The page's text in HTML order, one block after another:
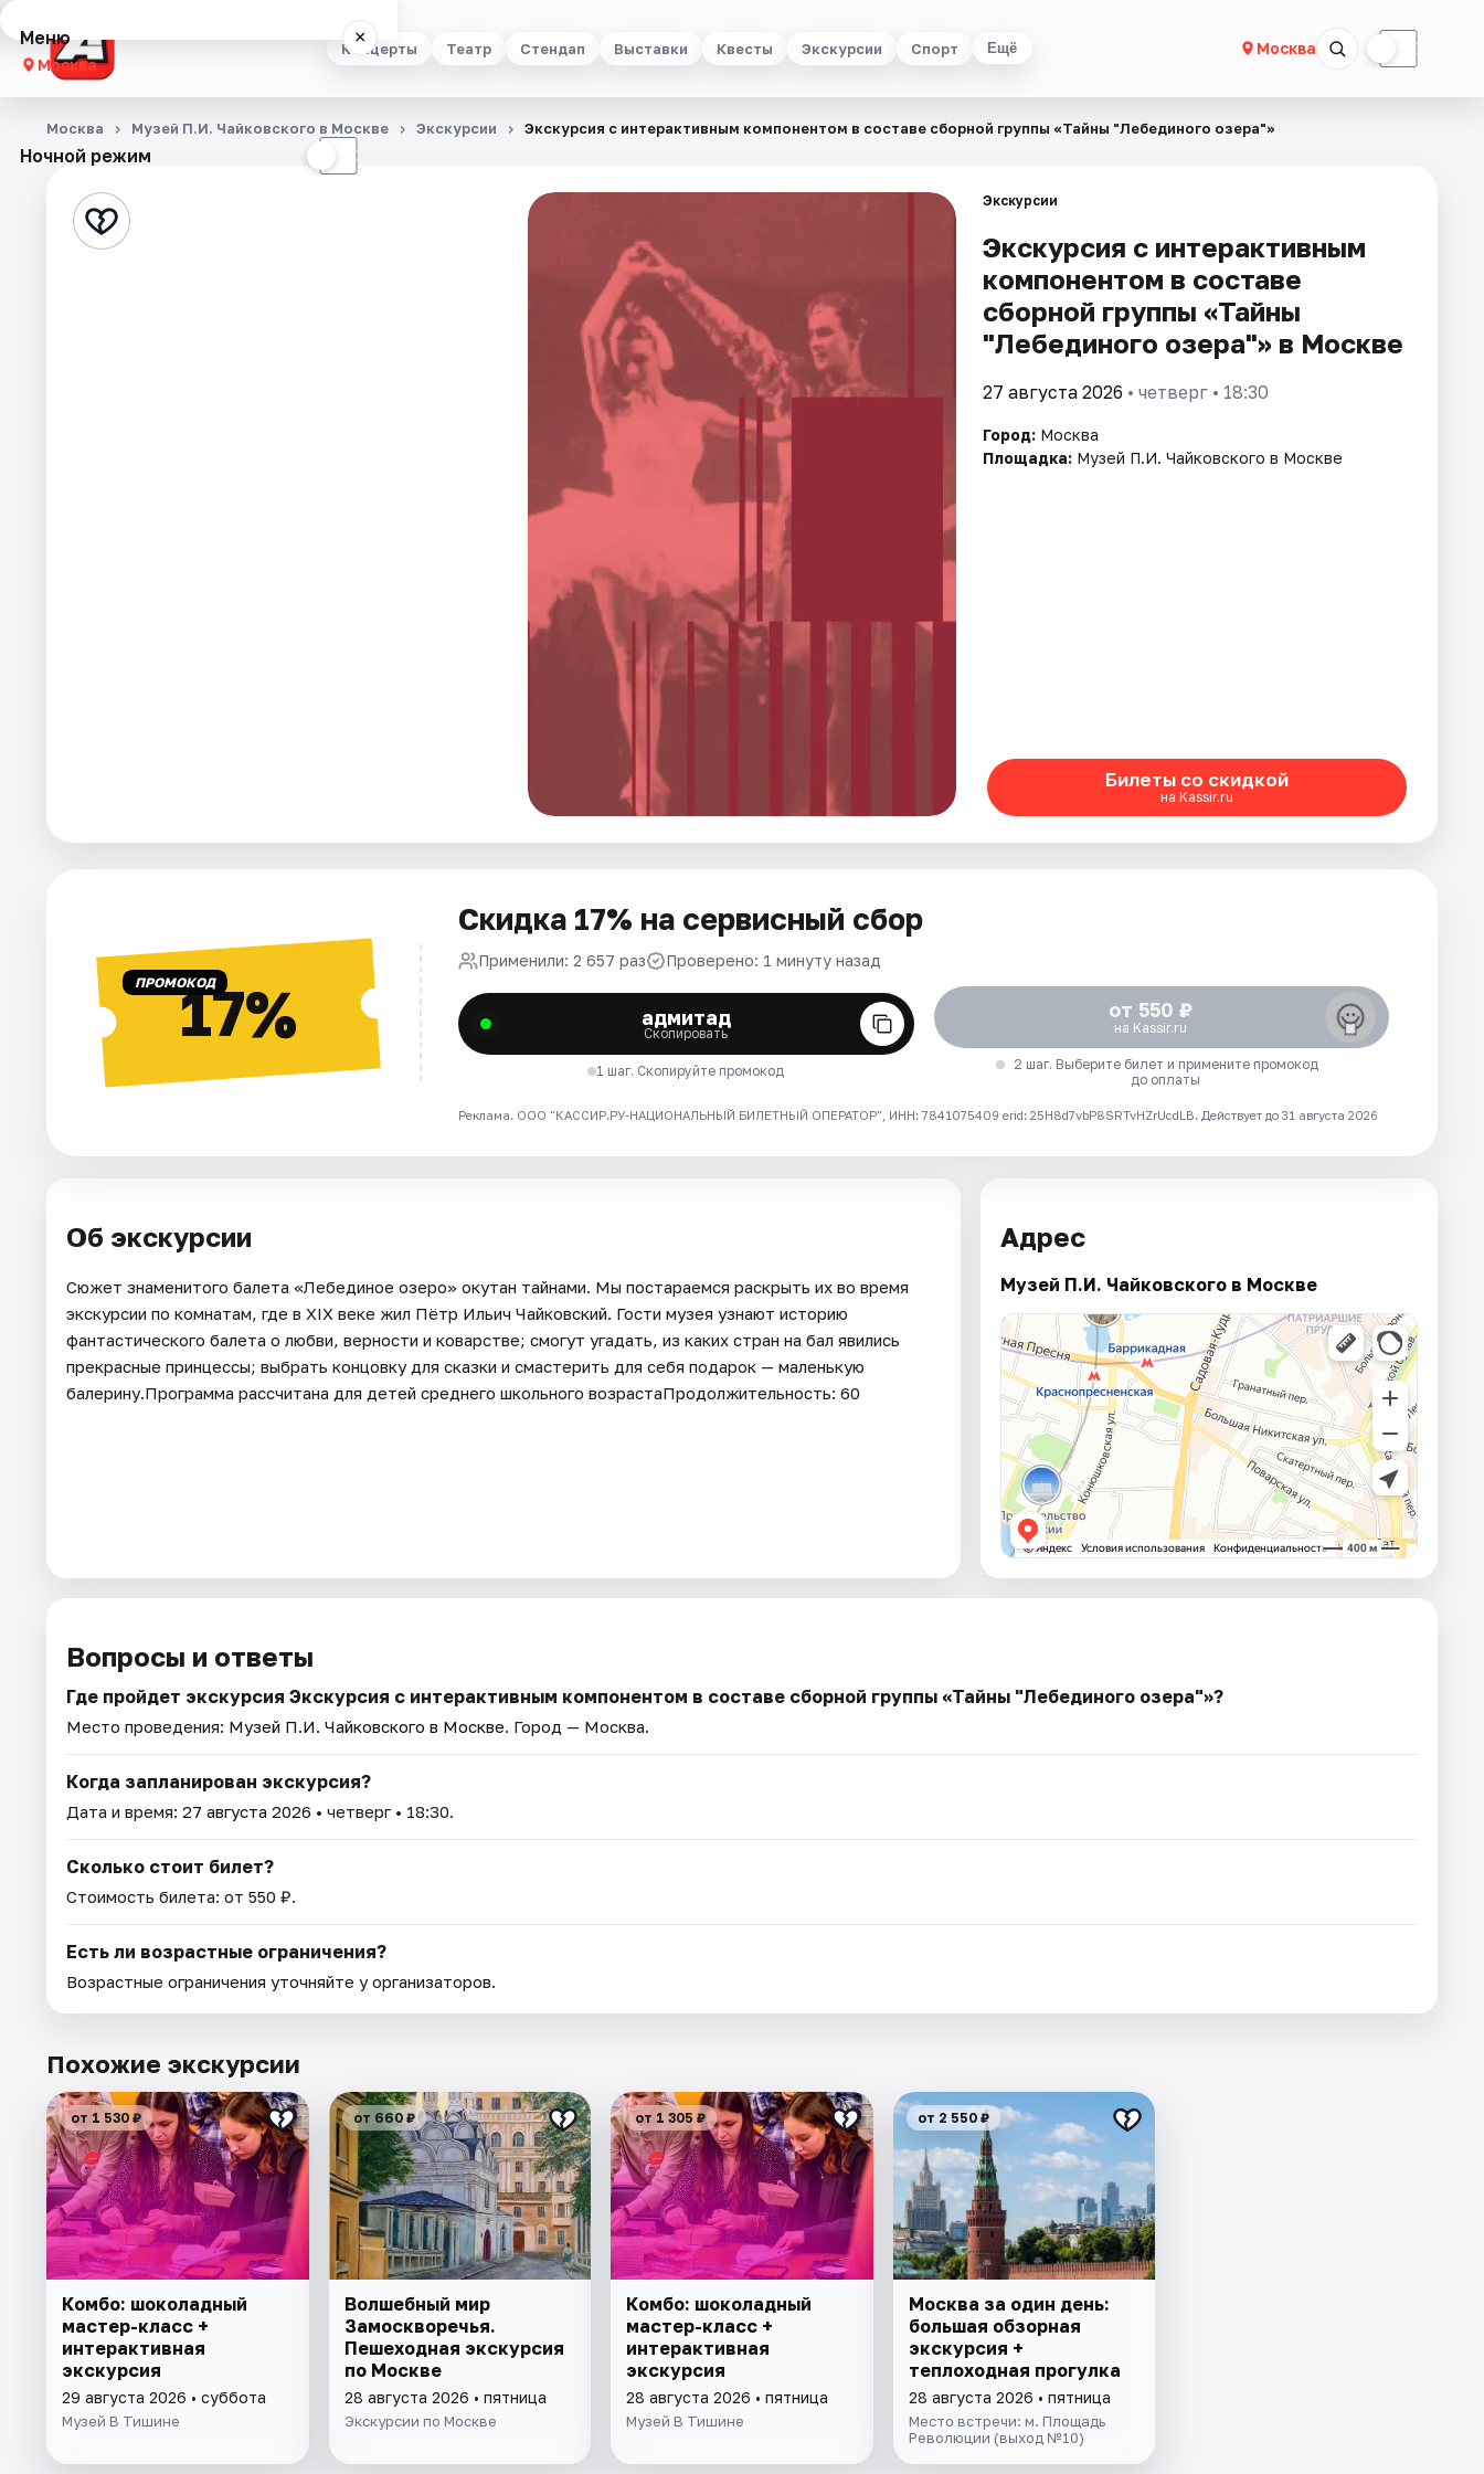
Концерты Театр Стендап Выставки Квесты Экскурсии Спорт Ещё Москва ☾
Меню ×
Москва
Концерты
Стендап
Ночной режим ☾
Москва Музей П.И. Чайковского в Москве Экскурсии Экскурсия с интерактивным компонентом в составе сборной группы «Тайны "Лебединого озера"»
Экскурсии
Экскурсия с интерактивным
компонентом в составе
сборной группы «Тайны
"Лебединого озера"» в Москве
27 августа 2026 • четверг • 18:30
Город: Москва
Площадка: Музей П.И. Чайковского в Москве
Билеты со скидкой
на Kassir.ru
ПРОМОКОД17%
Скидка 17% на сервисный сбор
Применили: 2 657 раз Проверено: 1 минуту назад
адмитад
Скопировать
1 шаг. Скопируйте промокод
от 550 ₽
на Kassir.ru
2 шаг. Выберите билет и примените промокод
до оплаты
Реклама. ООО "КАССИР.РУ-НАЦИОНАЛЬНЫЙ БИЛЕТНЫЙ ОПЕРАТОР", ИНН: 7841075409 erid: 25H8d7vbP8SRTvHZrUcdLB. Действует до 31 августа 2026
Об экскурсии
Сюжет знаменитого балета «Лебединое озеро» окутан тайнами. Мы постараемся раскрыть их во время
экскурсии по комнатам, где в XIX веке жил Пётр Ильич Чайковский. Гости музея узнают историю
фантастического балета о любви, верности и коварстве; смогут угадать, из каких стран на бал явились
прекрасные принцессы; выбрать концовку для сказки и смастерить для себя подарок — маленькую
балерину.Программа рассчитана для детей среднего школьного возрастаПродолжительность: 60
Адрес
Музей П.И. Чайковского в Москве
Вопросы и ответы
Где пройдет экскурсия Экскурсия с интерактивным компонентом в составе сборной группы «Тайны "Лебединого озера"»?
Место проведения: Музей П.И. Чайковского в Москве. Город — Москва.
Когда запланирован экскурсия?
Дата и время: 27 августа 2026 • четверг • 18:30.
Сколько стоит билет?
Стоимость билета: от 550 ₽.
Есть ли возрастные ограничения?
Возрастные ограничения уточняйте у организаторов.
Похожие экскурсии
от 1 530 ₽
Комбо: шоколадный
мастер-класс +
интерактивная
экскурсия
29 августа 2026 • суббота
Музей В Тишине
от 660 ₽
Волшебный мир
Замоскворечья.
Пешеходная экскурсия
по Москве
28 августа 2026 • пятница
Экскурсии по Москве
от 1 305 ₽
Комбо: шоколадный
мастер-класс +
интерактивная
экскурсия
28 августа 2026 • пятница
Музей В Тишине
от 2 550 ₽
Москва за один день:
большая обзорная
экскурсия +
теплоходная прогулка
28 августа 2026 • пятница
Место встречи: м. Площадь
Революции (выход №10)